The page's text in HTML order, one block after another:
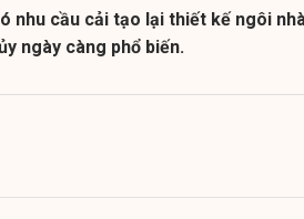
nhu cầu cải tạo lại thiết kế ngôi
ngày càng phổ biến.